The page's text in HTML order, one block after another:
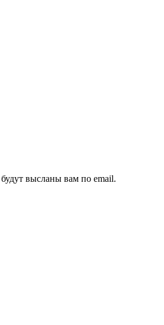
высланы вам по email.